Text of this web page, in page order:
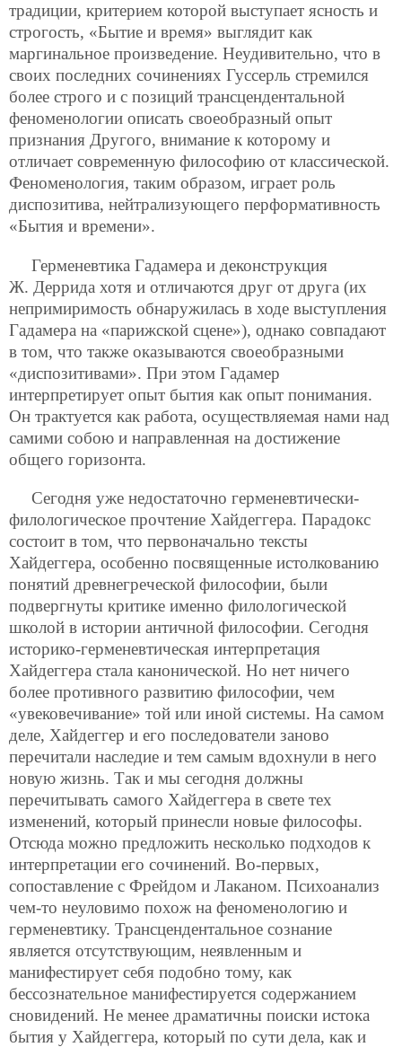
традиции, критерием которой выступает ясность и
строгость, «Бытие и время» выглядит как
маргинальное произведение. Неудивительно, что в
своих последних сочинениях Гуссерль стремился
более строго и с позиций трансцендентальной
феноменологии описать своеобразный опыт
признания Другого, внимание к которому и
отличает современную философию от классической.
Феноменология, таким образом, играет роль
диспозитива, нейтрализующего перформативность
«Бытия и времени».
Герменевтика Гадамера и деконструкция
Ж. Деррида хотя и отличаются друг от друга (их
непримиримость обнаружилась в ходе выступления
Гадамера на «парижской сцене»), однако совпадают
в том, что также оказываются своеобразными
«диспозитивами». При этом Гадамер
интерпретирует опыт бытия как опыт понимания.
Он трактуется как работа, осуществляемая нами над
самими собою и направленная на достижение
общего горизонта.
Сегодня уже недостаточно герменевтически-
филологическое прочтение Хайдеггера. Парадокс
состоит в том, что первоначально тексты
Хайдеггера, особенно посвященные истолкованию
понятий древнегреческой философии, были
подвергнуты критике именно филологической
школой в истории античной философии. Сегодня
историко-герменевтическая интерпретация
Хайдеггера стала канонической. Но нет ничего
более противного развитию философии, чем
«увековечивание» той или иной системы. На самом
деле, Хайдеггер и его последователи заново
перечитали наследие и тем самым вдохнули в него
новую жизнь. Так и мы сегодня должны
перечитывать самого Хайдеггера в свете тех
изменений, который принесли новые философы.
Отсюда можно предложить несколько подходов к
интерпретации его сочинений. Во-первых,
сопоставление с Фрейдом и Лаканом. Психоанализ
чем-то неуловимо похож на феноменологию и
герменевтику. Трансцендентальное сознание
является отсутствующим, неявленным и
манифестирует себя подобно тому, как
бессознательное манифестируется содержанием
сновидений. Не менее драматичны поиски истока
бытия у Хайдеггера, который по сути дела, как и